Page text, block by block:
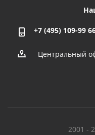
+7 (495) 109-99
Центральный
2001 -